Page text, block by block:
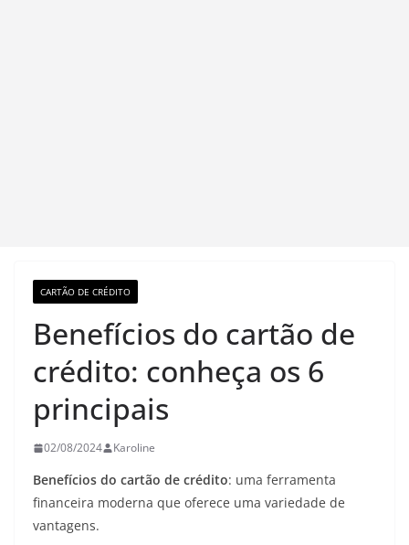
CARTÃO DE CRÉDITO
Benefícios do cartão de
crédito: conheça os 6
principais
02/08/2024 Karoline
Benefícios do cartão de crédito: uma ferramenta
financeira moderna que oferece uma variedade de
vantagens.